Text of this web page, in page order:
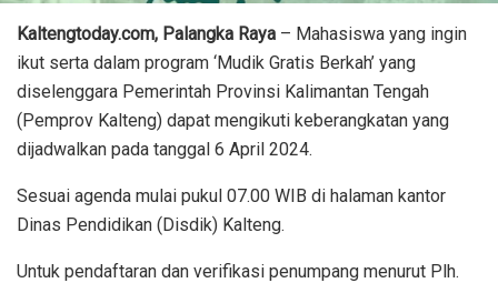
Kaltengtoday.com, Palangka Raya – Mahasiswa yang ingin
ikut serta dalam program ‘Mudik Gratis Berkah’ yang
diselenggara Pemerintah Provinsi Kalimantan Tengah
(Pemprov Kalteng) dapat mengikuti keberangkatan yang
dijadwalkan pada tanggal 6 April 2024.
Sesuai agenda mulai pukul 07.00 WIB di halaman kantor
Dinas Pendidikan (Disdik) Kalteng.
Untuk pendaftaran dan verifikasi penumpang menurut Plh.